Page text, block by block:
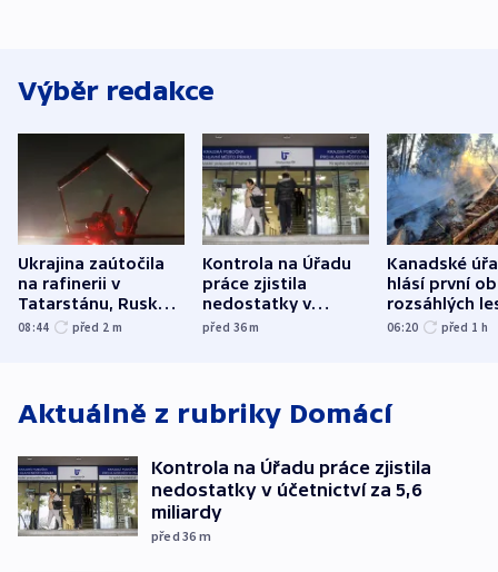
Výběr redakce
Ukrajina zaútočila
na rafinerii v
Tatarstánu, Rusko
udeřilo na Sumy a
08:44 před 2 m
Kontrola na Úřadu
práce zjistila
nedostatky v
účetnictví za 5,6
před 36m
Kanadské
hlásí první
rozsáhlých
požárů
06:20 před 1 h
Aktuálně z rubriky Domácí
Kontrola na Úřadu práce zjistila
nedostatky v účetnictví za 5,6
miliardy
před 36 m